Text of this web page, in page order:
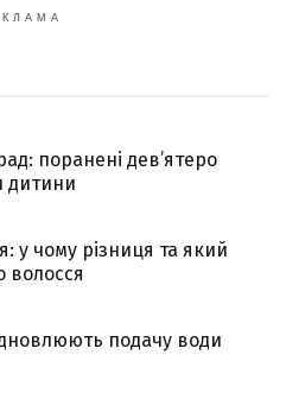
поранені дев’ятеро
дитини
у чому різниця та який
волосся
подачу води